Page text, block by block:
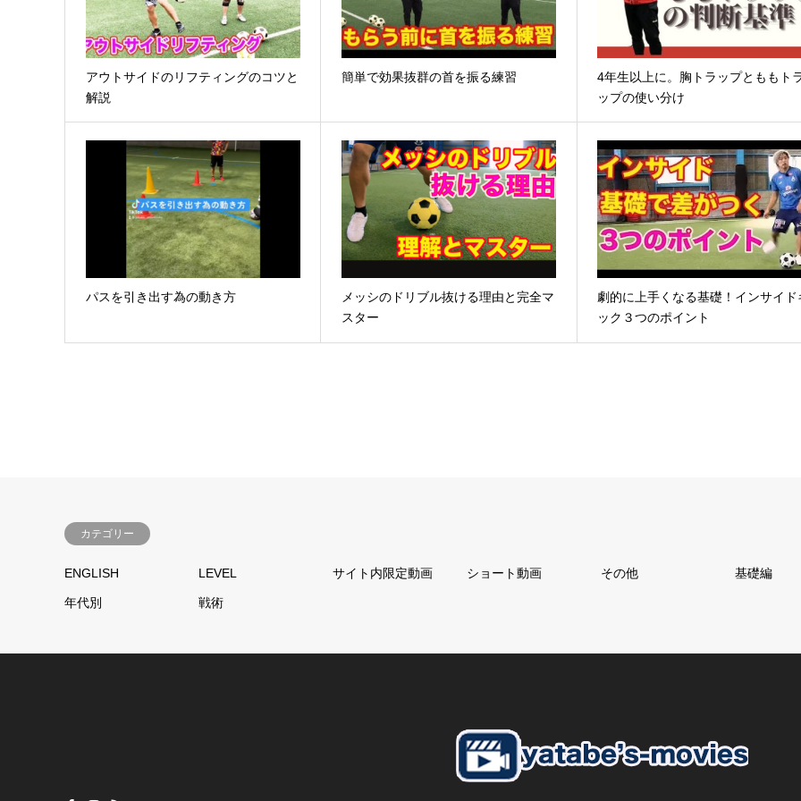
アウトサイドのリフティングのコツと
解説
簡単で効果抜群の首を振る練習
4年生以上に。胸トラップとももト
ップの使い分け
パスを引き出す為の動き方
メッシのドリブル抜ける理由と完全マ
スター
劇的に上手くなる基礎！インサイド
ック３つのポイント
カテゴリー
ENGLISH LEVEL サイト内限定動画 ショート動画 その他 基礎編
年代別 戦術